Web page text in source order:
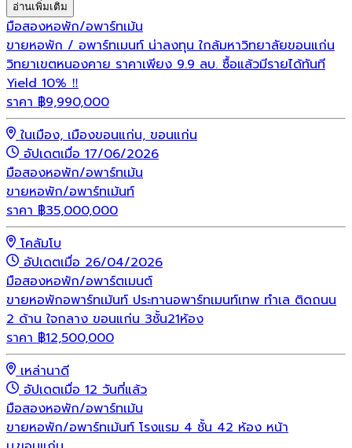
อ่านเพิ่มเติม
มือสองหอพัก/อพาร์ทเม้น
ขายหอพัก / อพาร์ทเมนท์ น่าลงทุน ใกล้มหาวิทยาลัยขอนแก่น
วิทยาเขตหนองคาย ราคาเพียง 9.9 ลบ. ซื้อแล้วมีรายได้ทันที
Yield 10% ‼️
ราคา ฿9,990,000
ในเมือง, เมืองขอนแก่น, ขอนแก่น
อัปเดตเมื่อ 17/06/2026
มือสองหอพัก/อพาร์ทเม้น
ขายหอพัก/อพาร์ทเม้นท์
ราคา ฿35,000,000
โคลัมโบ
อัปเดตเมื่อ 26/04/2026
มือสองหอพัก/อพาร์ตเมนต์
ขายหอพักอพาร์ทเม้นท์ ประทานอพาร์ทเมนท์เทพ ทำเล ติดถนน
2 ด้าน ใจกลาง ขอนแก่น 3ชั้น21ห้อง
ราคา ฿12,500,000
เหล่านาดี
อัปเดตเมื่อ 12 วันที่แล้ว
มือสองหอพัก/อพาร์ทเม้น
ขายหอพัก/อพาร์ทเม้นท์ โรงแรม 4 ชั้น 42 ห้อง หน้า